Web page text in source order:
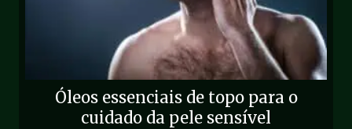
Óleos essenciais de topo para o
cuidado da pele sensível